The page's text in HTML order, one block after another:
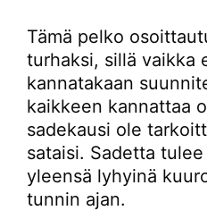
Tämä pelko
turhaksi, sillä vaikka
kannatakaan
kaikkeen kannattaa
sadekausi ole
sataisi. Sadetta
yleensä lyhyinä
tunnin ajan.